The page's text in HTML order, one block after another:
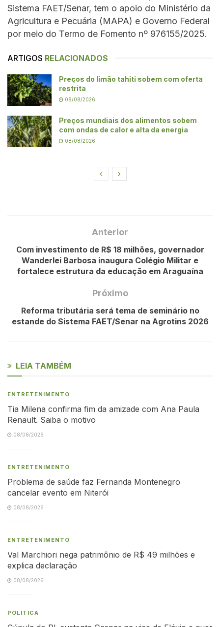
Sistema FAET/Senar, tem o apoio do Ministério da
Agricultura e Pecuária (MAPA) e Governo Federal
por meio do Termo de Fomento nº 976155/2025.
ARTIGOS RELACIONADOS
Preços do limão tahiti sobem com oferta
restrita
08/08/2026
Preços mundiais dos alimentos sobem
com ondas de calor e alta da energia
08/08/2026
Anterior
Com investimento de R$ 18 milhões, governador
Wanderlei Barbosa inaugura Colégio Militar e
fortalece estrutura da educação em Araguaína
Próximo
Reforma tributária será tema de seminário no
estande do Sistema FAET/Senar na Agrotins 2026
LEIA TAMBÉM
ENTRETENIMENTO
Tia Milena confirma fim da amizade com Ana Paula
Renault. Saiba o motivo
08/08/2026
ENTRETENIMENTO
Problema de saúde faz Fernanda Montenegro
cancelar evento em Niterói
08/08/2026
ENTRETENIMENTO
Val Marchiori nega patrimônio de R$ 49 milhões e
explica declaração
08/08/2026
POLÍTICA